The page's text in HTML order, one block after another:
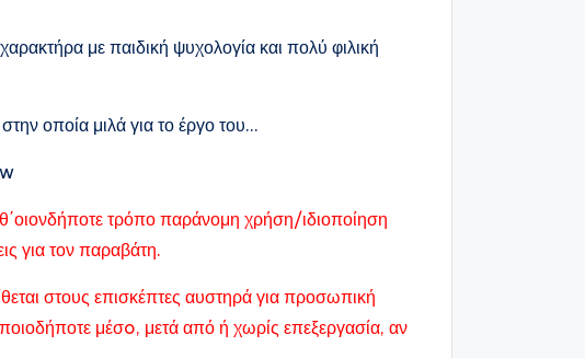
με παιδική ψυχολογία και πολύ φιλική
οποία μιλά για το έργο του…
τρόπο παράνομη χρήση/ιδιοποίηση
για τον παραβάτη.
στους επισκέπτες αυστηρά για προσωπική
μέσo, μετά από ή χωρίς επεξεργασία, αν